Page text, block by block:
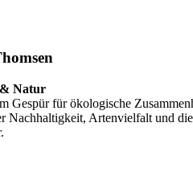
Natur
Gespür für ökologische
Nachhaltigkeit, Artenvielfalt und